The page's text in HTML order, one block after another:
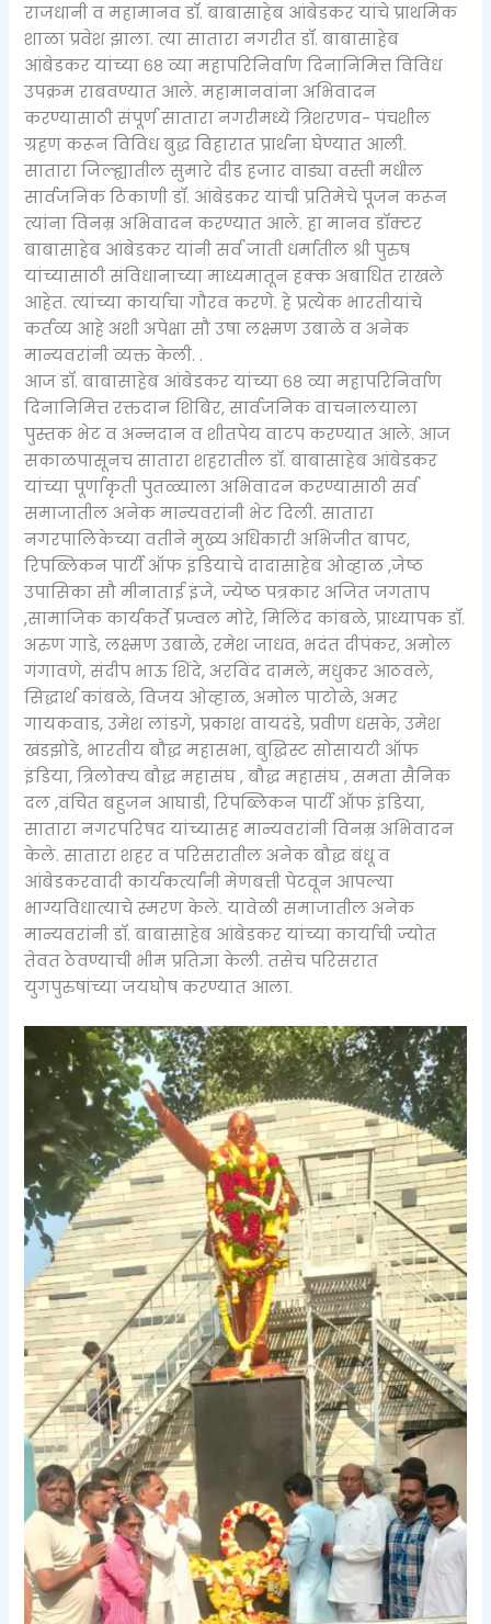
राजधानी व महामानव डॉ. बाबासाहेब आंबेडकर यांचे प्राथमिक
शाळा प्रवेश झाला. त्या सातारा नगरीत डॉ. बाबासाहेब
आंबेडकर यांच्या ६८ व्या महापरिनिर्वाण दिनानिमित्त विविध
उपक्रम राबवण्यात आले. महामानवांना अभिवादन
करण्यासाठी संपूर्ण सातारा नगरीमध्ये त्रिशरणव- पंचशील
ग्रहण करून विविध बुद्ध विहारात प्रार्थना घेण्यात आली.
सातारा जिल्ह्यातील सुमारे दीड हजार वाड्या वस्ती मधील
सार्वजनिक ठिकाणी डॉ. आंबेडकर यांची प्रतिमेचे पूजन करून
त्यांना विनम्र अभिवादन करण्यात आले. हा मानव डॉक्टर
बाबासाहेब आंबेडकर यांनी सर्व जाती धर्मातील श्री पुरुष
यांच्यासाठी संविधानाच्या माध्यमातून हक्क अबाधित राखले
आहेत. त्यांच्या कार्याचा गौरव करणे. हे प्रत्येक भारतीयांचे
कर्तव्य आहे अशी अपेक्षा सौ उषा लक्ष्मण उबाळे व अनेक
मान्यवरांनी व्यक्त केली. .
आज डॉ. बाबासाहेब आंबेडकर यांच्या ६८ व्या महापरिनिर्वाण
दिनानिमित्त रक्तदान शिबिर, सार्वजनिक वाचनालयाला
पुस्तक भेट व अन्नदान व शीतपेय वाटप करण्यात आले. आज
सकाळपासूनच सातारा शहरातील डॉ. बाबासाहेब आंबेडकर
यांच्या पूर्णाकृती पुतळ्याला अभिवादन करण्यासाठी सर्व
समाजातील अनेक मान्यवरांनी भेट दिली. सातारा
नगरपालिकेच्या वतीने मुख्य अधिकारी अभिजीत बापट,
रिपब्लिकन पार्टी ऑफ इंडियाचे दादासाहेब ओव्हाळ ,जेष्ठ
उपासिका सौ मीनाताई इंजे, ज्येष्ठ पत्रकार अजित जगताप
,सामाजिक कार्यकर्ते प्रज्वल मोरे, मिलिंद कांबळे, प्राध्यापक डॉ.
अरुण गाडे, लक्ष्मण उबाळे, रमेश जाधव, भदंत दीपंकर, अमोल
गंगावणे, संदीप भाऊ शिंदे, अरविंद दामले, मधुकर आठवले,
सिद्धार्थ कांबळे, विजय ओव्हाळ, अमोल पाटोळे, अमर
गायकवाड, उमेश लांडगे, प्रकाश वायदंडे, प्रवीण धसके, उमेश
खंडझोडे, भारतीय बौद्ध महासभा, बुद्धिस्ट सोसायटी ऑफ
इंडिया, त्रिलोक्य बौद्ध महासंघ , बौद्ध महासंघ , समता सैनिक
दल ,वंचित बहुजन आघाडी, रिपब्लिकन पार्टी ऑफ इंडिया,
सातारा नगरपरिषद यांच्यासह मान्यवरांनी विनम्र अभिवादन
केले. सातारा शहर व परिसरातील अनेक बौद्ध बंधू व
आंबेडकरवादी कार्यकर्त्यांनी मेणबत्ती पेटवून आपल्या
भाग्यविधात्याचे स्मरण केले. यावेळी समाजातील अनेक
मान्यवरांनी डॉ. बाबासाहेब आंबेडकर यांच्या कार्याची ज्योत
तेवत ठेवण्याची भीम प्रतिज्ञा केली. तसेच परिसरात
युगपुरुषांच्या जयघोष करण्यात आला.